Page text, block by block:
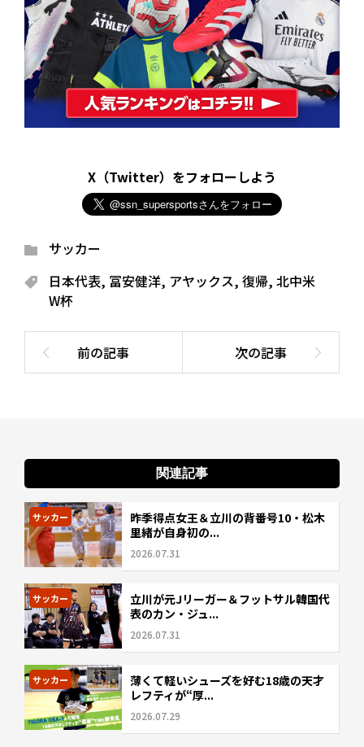
X（Twitter）をフォローしよう
サッカー
日本代表, 冨安健洋, アヤックス, 復帰, 北中米
W杯
関連記事
サッカー
昨季得点女王＆立川の背番号10・松木
里緒が自身初の...
2026.07.31
サッカー
立川が元Jリーガー＆フットサル韓国代
表のカン・ジュ...
2026.07.31
サッカー
薄くて軽いシューズを好む18歳の天才
レフティが“厚...
2026.07.29